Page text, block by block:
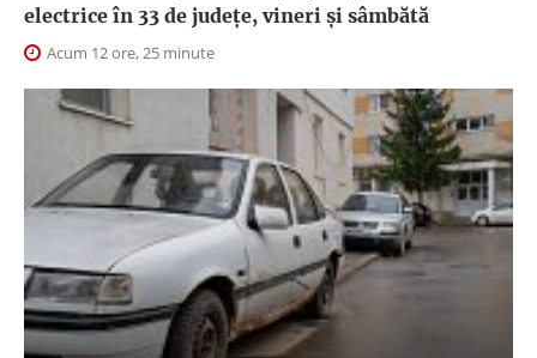
electrice în 33 de județe, vineri și sâmbătă
Acum 12 ore, 25 minute